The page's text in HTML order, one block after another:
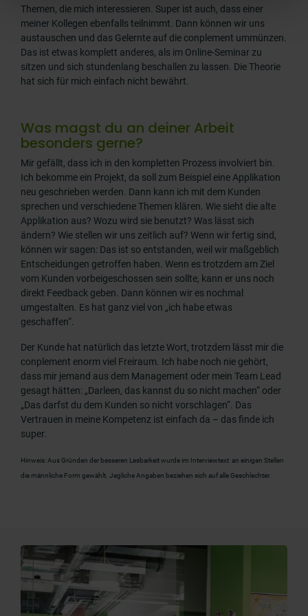
Themen, die mich interessieren. Super ist auch, dass einer
meiner Kollegen ebenfalls teilnimmt. Dann können wir uns
austauschen und das Gelernte auf die conplement ummünzen.
Das ist etwas komplett anderes, als im Online-Seminar zu
sitzen und sich stundenlang beschallen zu lassen. Die Theorie
hat sich für mich einfach nicht bewährt.
Was magst du an deiner Arbeit
besonders gerne?
Mir gefällt, dass ich in den kompletten Prozess involviert bin.
Ich bekomme ein Projekt, da soll zum Beispiel eine Applikation
neu geschrieben werden. Dann kann ich mit dem Kunden
sprechen und verschiedene Themen klären. Wie sieht die alte
Applikation aus? Wozu wird sie benutzt? Was lässt sich
ändern? Wie stellen wir uns zeitlich auf? Wenn wir fertig sind,
können wir sagen: Das ist so entstanden, weil wir maßgeblich
Entscheidungen getroffen haben. Wenn es trotzdem am Ziel
vom Kunden vorbeigeschossen sein sollte, kann er uns noch
direkt Feedback geben. Dann können wir es nochmal
umgestalten. Es hat ganz viel von „ich habe etwas
geschaffen“.
Der Kunde hat natürlich das letzte Wort, trotzdem lässt mir die
conplement enorm viel Freiraum. Ich habe noch nie gehört,
dass mir jemand aus dem Management oder mein Team Lead
gesagt hätten: „Darleen, das kannst du so nicht machen“ oder
„Das darfst du dem Kunden so nicht vorschlagen“. Das
Vertrauen in meine Kompetenz ist einfach da – das finde ich
super.
Hinweis: Aus Gründen der besseren Lesbarkeit wurde im Interviewtext an einigen Stellen
die männliche Form gewählt. Jegliche Angaben beziehen sich auf alle Geschlechter.